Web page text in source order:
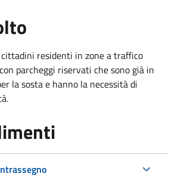
residenti in zone a traffico
parcheggi riservati che sono già in
la sosta e hanno la necessità di